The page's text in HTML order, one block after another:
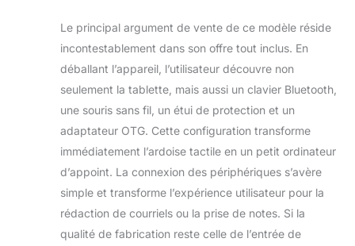
processeur
pentagonal
cadencé jusqu'à
garantissant des
performances
multitâches
optimales. Que
vous travailliez,
regardiez des
vidéos ou jouiez à
des jeux, cette
tablette
Le principal argument de vente de ce modèle réside
incontestablement dans son offre tout inclus. En
déballant l’appareil, l’utilisateur découvre non
seulement la tablette, mais aussi un clavier Bluetooth,
une souris sans fil, un étui de protection et un
adaptateur OTG. Cette configuration transforme
immédiatement l’ardoise tactile en un petit ordinateur
d’appoint. La connexion des périphériques s’avère
simple et transforme l’expérience utilisateur pour la
rédaction de courriels ou la prise de notes. Si la
qualité de fabrication reste celle de l’entrée de